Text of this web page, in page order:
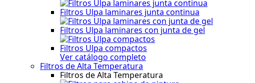
Filtros Ulpa laminares junta continua
Filtros Ulpa laminares con junta de gel
Filtros Ulpa compactos
Ver catálogo completo
Filtros de Alta Temperatura
Filtros de Alta Temperatura